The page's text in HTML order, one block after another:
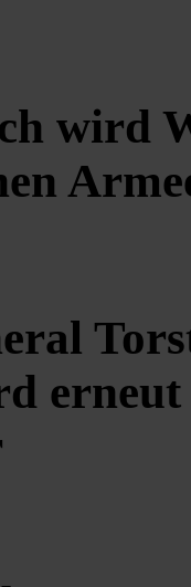
wird
erneut